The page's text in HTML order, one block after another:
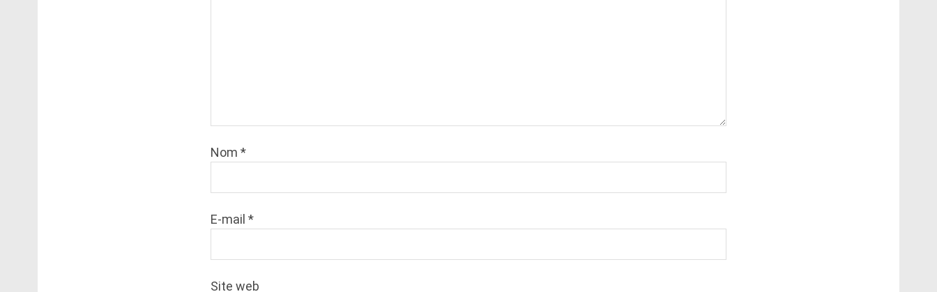
Nom *
E-mail *
Site web